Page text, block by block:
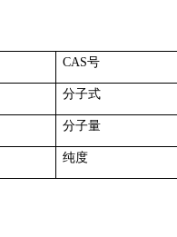
CAS号
分子式
分子量
纯度